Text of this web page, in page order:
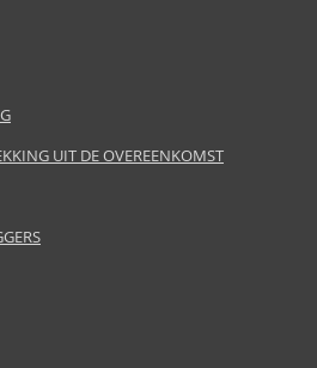
UIT DE OVEREENKOMST